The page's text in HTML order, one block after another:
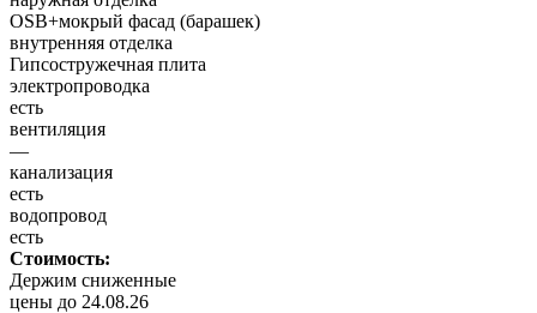
OSB+мокрый фасад (барашек)
внутренняя отделка
Гипсостружечная плита
электропроводка
есть
вентиляция
—
канализация
есть
водопровод
есть
Стоимость:
Держим сниженные
цены до 24.08.26